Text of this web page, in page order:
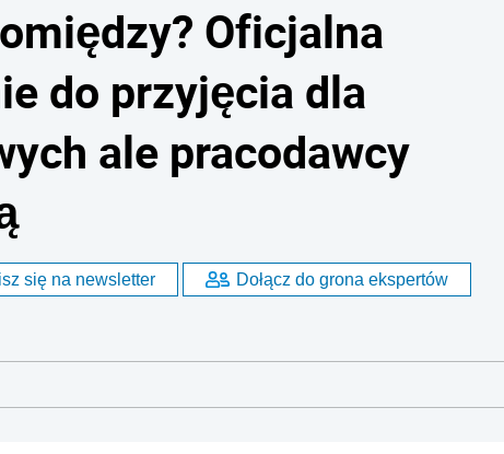
Oficjalna
do przyjęcia dla
ale pracodawcy
się na newsletter Dołącz do grona ekspertów